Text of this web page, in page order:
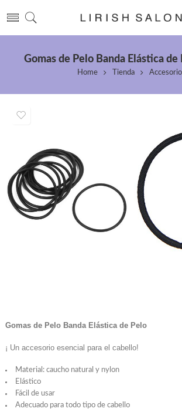
Gomas de Pelo Banda Elástica de
Home Tienda
Gomas de Pelo Banda Elástica de Pelo
¡ Un accesorio esencial para el cabello!
Material: caucho natural y nylon
Elástico
Fácil de usar
Adecuado para todo tipo de cabello